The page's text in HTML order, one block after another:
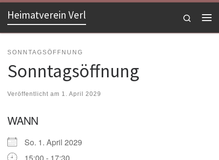
Zum Inhalt springen
Heimatverein Verl
Search
SONNTAGSÖFFNUNG
Sonntagsöffnung
Veröffentlicht am 1. April 2029
WANN
So. 1. April 2029